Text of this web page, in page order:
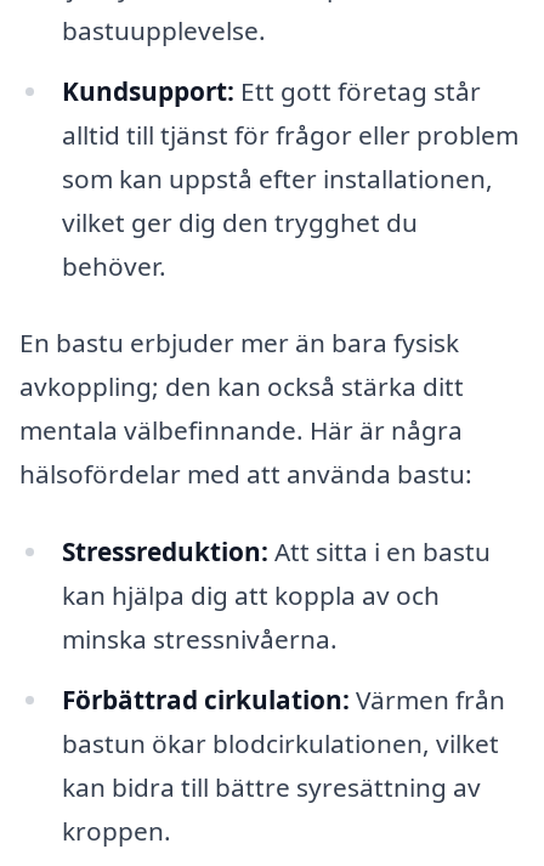
bastuupplevelse.
Kundsupport: Ett gott företag står
alltid till tjänst för frågor eller problem
som kan uppstå efter installationen,
vilket ger dig den trygghet du
behöver.
En bastu erbjuder mer än bara fysisk
avkoppling; den kan också stärka ditt
mentala välbefinnande. Här är några
hälsofördelar med att använda bastu:
Stressreduktion: Att sitta i en bastu
kan hjälpa dig att koppla av och
minska stressnivåerna.
Förbättrad cirkulation: Värmen från
bastun ökar blodcirkulationen, vilket
kan bidra till bättre syresättning av
kroppen.